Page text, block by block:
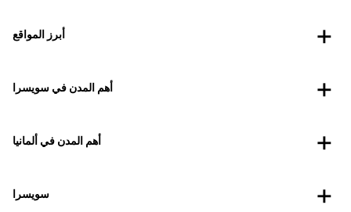
أبرز المواقع
أهم المدن في سويسرا
أهم المدن في ألمانيا
سويسرا